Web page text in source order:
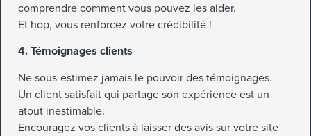
comprendre comment vous pouvez les aider.
Et hop, vous renforcez votre crédibilité !
4. Témoignages clients
Ne sous-estimez jamais le pouvoir des témoignages.
Un client satisfait qui partage son expérience est un
atout inestimable.
Encouragez vos clients à laisser des avis sur votre site